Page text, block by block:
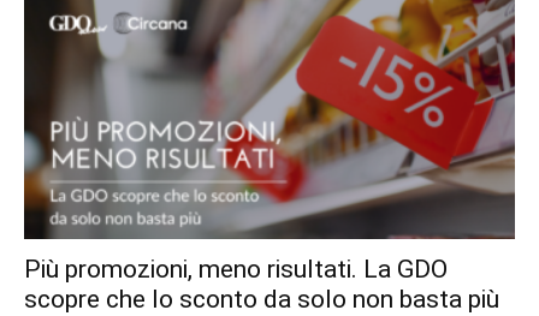
Più promozioni, meno risultati. La GDO
scopre che lo sconto da solo non basta più